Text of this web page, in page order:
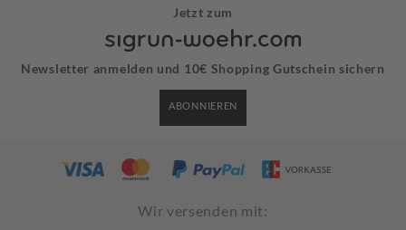
Jetzt zum
Newsletter anmelden und 10€ Shopping Gutschein sichern
ABONNIEREN
Wir versenden mit: